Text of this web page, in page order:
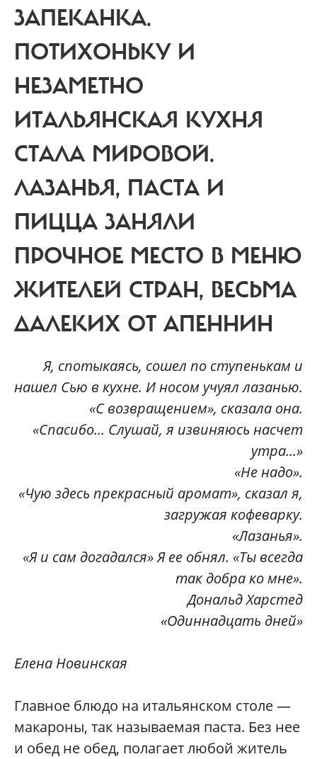
ЗАПЕКАНКА.
ПОТИХОНЬКУ И
НЕЗАМЕТНО
ИТАЛЬЯНСКАЯ КУХНЯ
СТАЛА МИРОВОЙ.
ЛАЗАНЬЯ, ПАСТА И
ПИЦЦА ЗАНЯЛИ
ПРОЧНОЕ МЕСТО В МЕНЮ
ЖИТЕЛЕЙ СТРАН, ВЕСЬМА
ДАЛЕКИХ ОТ АПЕННИН
Я, спотыкаясь, сошел по ступенькам и
нашел Сью в кухне. И носом учуял лазанью.
«С возвращением», сказала она.
«Спасибо... Слушай, я извиняюсь насчет
утра...»
«Не надо».
«Чую здесь прекрасный аромат», сказал я,
загружая кофеварку.
«Лазанья».
«Я и сам догадался» Я ее обнял. «Ты всегда
так добра ко мне».
Дональд Харстед
«Одиннадцать дней»
Елена Новинская
Главное блюдо на итальянском столе —
макароны, так называемая паста. Без нее
и обед не обед, полагает любой житель